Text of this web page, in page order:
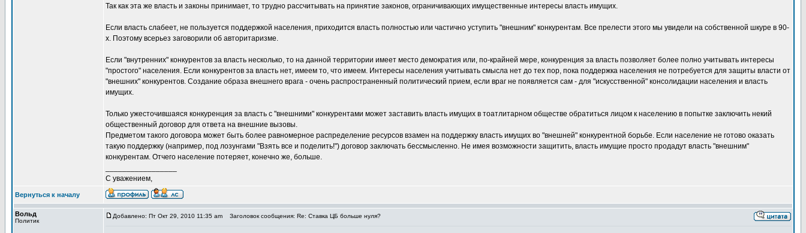
Так как эта же власть и законы принимает, то трудно рассчитывать на принятие законов, ограничивающих имущественные интересы власть имущих.
Если власть слабеет, не пользуется поддержкой населения, приходится власть полностью или частично уступить "внешним" конкурентам. Все прелести этого мы увидели на собственной шкуре в 90-
х. Поэтому всерьез заговорили об авторитаризме.
Если "внутренних" конкурентов за власть несколько, то на данной территории имеет место демократия или, по-крайней мере, конкуренция за власть позволяет более полно учитывать интересы
"простого" населения. Если конкурентов за власть нет, имеем то, что имеем. Интересы населения учитывать смысла нет до тех пор, пока поддержка населения не потребуется для защиты власти от
"внешних" конкурентов. Создание образа внешнего врага - очень распространенный политический прием, если враг не появляется сам - для "искусственной" консолидации населения и власть
имущих.
Только ужесточившаяся конкуренция за власть с "внешними" конкурентами может заставить власть имущих в тоатлитарном обществе обратиться лицом к населению в попытке заключить некий
общественный договор для ответа на внешние вызовы.
Предметом такого договора может быть более равномерное распределение ресурсов взамен на поддержку власть имущих во "внешней" конкурентной борьбе. Если население не готово оказать
такую поддержку (например, под лозунгами "Взять все и поделить!") договор заключать бессмысленно. Не имея возможности защитить, власть имущие просто продадут власть "внешним"
конкурентам. Отчего население потеряет, конечно же, больше.
С уважением,
Вернуться к началу
Вольд
Политик
Добавлено: Пт Окт 29, 2010 11:35 am Заголовок сообщения: Re: Ставка ЦБ больше нуля?